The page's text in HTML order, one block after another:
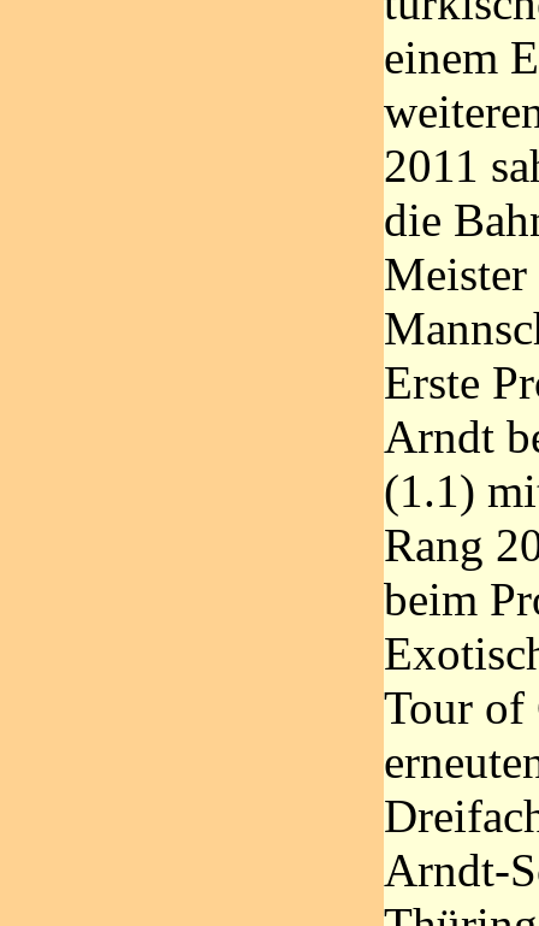
einem
2011
die
Erste
Arndt
(1.1)
Rang
beim
Tour of
Arndt-